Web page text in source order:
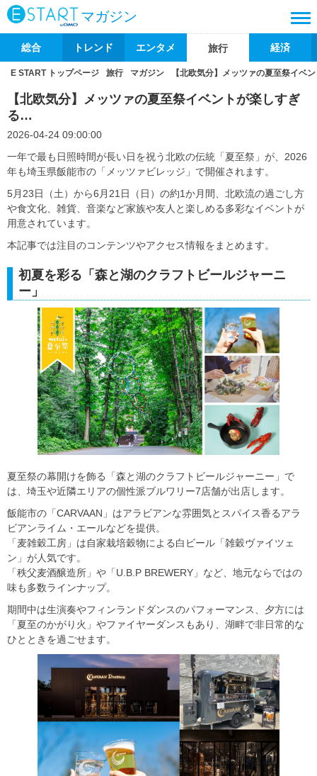
マガジン
総合 トレンド エンタメ 旅行 経済
E START トップページ 旅行 マガジン 【北欧気分】メッツァの夏至祭イベ
【北欧気分】メッツァの夏至祭イベントが楽しすぎ
る…
2026-04-24 09:00:00
一年で最も日照時間が長い日を祝う北欧の伝統「夏至祭」が、2026
年も埼玉県飯能市の「メッツァビレッジ」で開催されます。
5月23日（土）から6月21日（日）の約1か月間、北欧流の過ごし方
や食文化、雑貨、音楽など家族や友人と楽しめる多彩なイベントが
用意されています。
本記事では注目のコンテンツやアクセス情報をまとめます。
初夏を彩る「森と湖のクラフトビールジャーニ
ー」
夏至祭の幕開けを飾る「森と湖のクラフトビールジャーニー」で
は、埼玉や近隣エリアの個性派ブルワリー7店舗が出店します。
飯能市の「CARVAAN」はアラビアンな雰囲気とスパイス香るアラ
ビアンライム・エールなどを提供。
「麦雑穀工房」は自家栽培穀物による白ビール「雑穀ヴァイツェ
ン」が人気です。
「秩父麦酒醸造所」や「U.B.P BREWERY」など、地元ならではの
味も多数ラインナップ。
期間中は生演奏やフィンランドダンスのパフォーマンス、夕方には
「夏至のかがり火」やファイヤーダンスもあり、湖畔で非日常的な
ひとときを過ごせます。